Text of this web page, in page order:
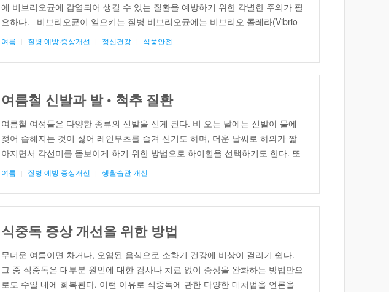
에 비브리오균에 감염되어 생길 수 있는 질환을 예방하기 위한 각별한 주의가 필
요하다. 비브리오균이 일으키는 질병 비브리오균에는 비브리오 콜레라(Vibrio
cholerae), 비브리오 불니피쿠스(Vibrio vulnificus), 장염비브리오(Vibrio
콜레라는 ‘비브리오 골레라균’에 의해 발생한다. 콜레라는 급성 설사와 탈수의 증
여름 질병 예방·증상개선 정신건강 식품안전
여름철 신발과 발 • 척추 질환
여름철 여성들은 다양한 종류의 신발을 신게 된다. 비 오는 날에는 신발이 물에
젖어 습해지는 것이 싫어 레인부츠를 즐겨 신기도 하며, 더운 날씨로 하의가 짧
아지면서 각선미를 돋보이게 하기 위한 방법으로 하이힐을 선택하기도 한다. 또
한 발에 통풍이 잘 되도록 슬리퍼 · 샌들 · 조리 등을 즐겨 신기도 한다. 이러한 신
여름 질병 예방·증상개선 생활습관 개선
식중독 증상 개선을 위한 방법
무더운 여름이면 차거나, 오염된 음식으로 소화기 건강에 비상이 걸리기 쉽다.
그 중 식중독은 대부분 원인에 대한 검사나 치료 없이 증상을 완화하는 방법만으
로도 수일 내에 회복된다. 이런 이유로 식중독에 관한 다양한 대처법을 언론을